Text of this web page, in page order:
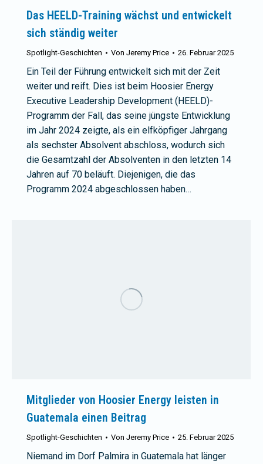
Das HEELD-Training wächst und entwickelt
sich ständig weiter
Spotlight-Geschichten Von Jeremy Price 26. Februar 2025
Ein Teil der Führung entwickelt sich mit der Zeit
weiter und reift. Dies ist beim Hoosier Energy
Executive Leadership Development (HEELD)-
Programm der Fall, das seine jüngste Entwicklung
im Jahr 2024 zeigte, als ein elfköpfiger Jahrgang
als sechster Absolvent abschloss, wodurch sich
die Gesamtzahl der Absolventen in den letzten 14
Jahren auf 70 beläuft. Diejenigen, die das
Programm 2024 abgeschlossen haben…
Mitglieder von Hoosier Energy leisten in
Guatemala einen Beitrag
Spotlight-Geschichten Von Jeremy Price 25. Februar 2025
Niemand im Dorf Palmira in Guatemala hat länger